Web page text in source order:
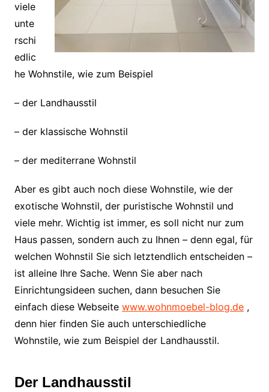
viele
unte
rschi
edlic
he Wohnstile, wie zum Beispiel
– der Landhausstil
– der klassische Wohnstil
– der mediterrane Wohnstil
Aber es gibt auch noch diese Wohnstile, wie der
exotische Wohnstil, der puristische Wohnstil und
viele mehr. Wichtig ist immer, es soll nicht nur zum
Haus passen, sondern auch zu Ihnen – denn egal, für
welchen Wohnstil Sie sich letztendlich entscheiden –
ist alleine Ihre Sache. Wenn Sie aber nach
Einrichtungsideen suchen, dann besuchen Sie
einfach diese Webseite www.wohnmoebel-blog.de,
denn hier finden Sie auch unterschiedliche
Wohnstile, wie zum Beispiel der Landhausstil.
Der Landhausstil